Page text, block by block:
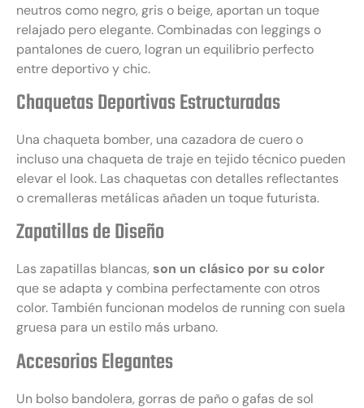
neutros como negro, gris o beige, aportan un toque
relajado pero elegante. Combinadas con leggings o
pantalones de cuero, logran un equilibrio perfecto
entre deportivo y chic.
Chaquetas Deportivas Estructuradas
Una chaqueta bomber, una cazadora de cuero o
incluso una chaqueta de traje en tejido técnico pueden
elevar el look. Las chaquetas con detalles reflectantes
o cremalleras metálicas añaden un toque futurista.
Zapatillas de Diseño
Las zapatillas blancas, son un clásico por su color
que se adapta y combina perfectamente con otros
color. También funcionan modelos de running con suela
gruesa para un estilo más urbano.
Accesorios Elegantes
Un bolso bandolera, gorras de paño o gafas de sol